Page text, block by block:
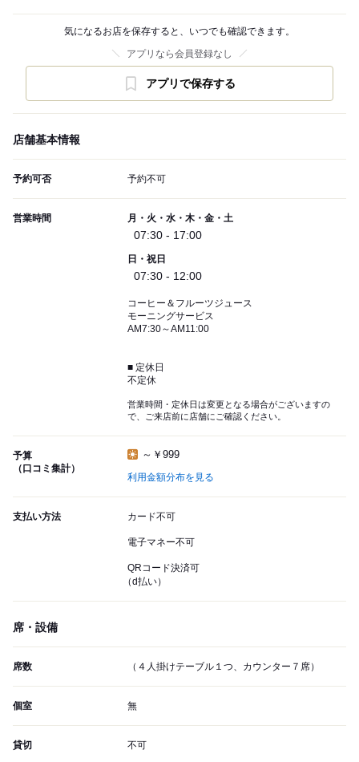
気になるお店を保存すると、いつでも確認できます。
アプリなら会員登録なし
アプリで保存する
店舗基本情報
予約可否 予約不可
営業時間 月・火・水・木・金・土
07:30 - 17:00
日・祝日
07:30 - 12:00
コーヒー＆フルーツジュース
モーニングサービス
AM7:30～AM11:00
■ 定休日
不定休
営業時間・定休日は変更となる場合がございますの
で、ご来店前に店舗にご確認ください。
予算
（口コミ集計）
～￥999
利用金額分布を見る
支払い方法 カード不可
電子マネー不可
QRコード決済可
（d払い）
席・設備
席数 （４人掛けテーブル１つ、カウンター７席）
個室 無
貸切 不可